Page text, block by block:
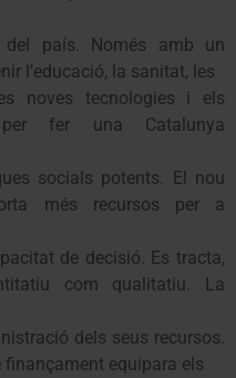
del país. Només amb un
l’educació, la sanitat, les
noves tecnologies i els
fer una Catalunya
socials potents. El nou
més recursos per a
de decisió. Es tracta,
com qualitatiu. La
dels seus recursos.
finançament equipara els